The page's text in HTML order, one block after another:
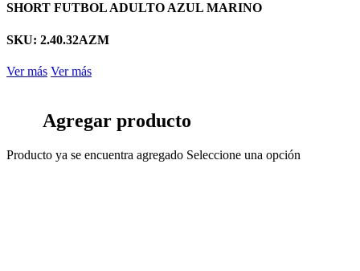
SHORT FUTBOL ADULTO AZUL MARINO
SKU: 2.40.32AZM
Ver más Ver más
Agregar producto
Producto ya se encuentra agregado Seleccione una opción